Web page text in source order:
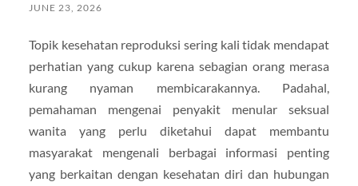
JUNE 23, 2026
Topik kesehatan reproduksi sering kali tidak mendapat
perhatian yang cukup karena sebagian orang merasa
kurang nyaman membicarakannya. Padahal,
pemahaman mengenai penyakit menular seksual
wanita yang perlu diketahui dapat membantu
masyarakat mengenali berbagai informasi penting
yang berkaitan dengan kesehatan diri dan hubungan